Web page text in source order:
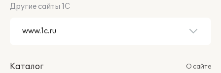
Другие сайты 1С
Каталог
О сайте